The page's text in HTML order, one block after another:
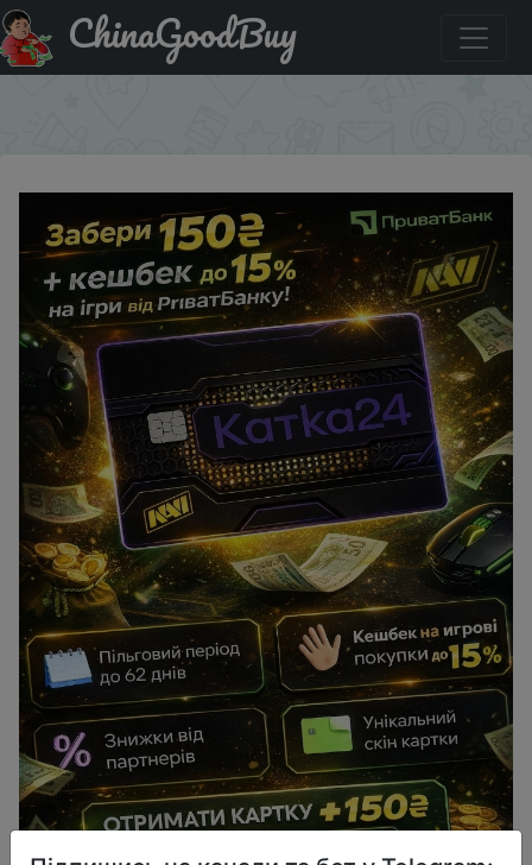
Придбати Забери 150 грн + кешбек до 15% на ігри від
ПриватБанкуChinaGoodBuy